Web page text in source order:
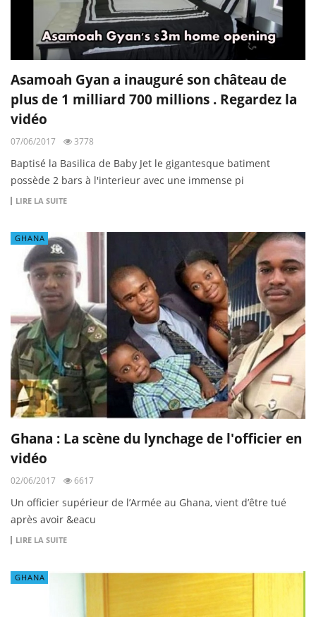
Asamoah Gyan a inauguré son château de
plus de 1 milliard 700 millions . Regardez la
vidéo
07/06/2017 3778
Baptisé la Basilica de Baby Jet le gigantesque batiment
possède 2 bars à l'interieur avec une immense pi
LIRE LA SUITE
GHANA
Ghana : La scène du lynchage de l'officier en
vidéo
02/06/2017 6617
Un officier supérieur de l’Armée au Ghana, vient d’être tué
après avoir &eacu
LIRE LA SUITE
GHANA